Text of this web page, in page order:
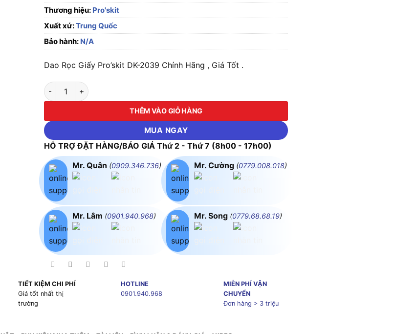
Thương hiệu: Pro'skit
Xuất xứ:Trung Quốc
Bảo hành: N/A
Dao Rọc Giấy Pro’skit DK-2039 Chính Hãng , Giá Tốt .
Dao Rọc Giấy Pro'skit DK-2039 số lượng
THÊM VÀO GIỎ HÀNG
MUA NGAY
HỖ TRỢ ĐẶT HÀNG/BÁO GIÁ Thứ 2 - Thứ 7 (8h00 - 17h00)
Mr. Quân (0909.346.736)
Mr. Lâm (0901.940.968)
Mr. Cường (0779.008.018)
Mr. Song (0779.68.68.19)
TIẾT KIỆM CHI PHÍ
Giá tốt nhất thị
trường
HOTLINE
0901.940.968
MIỄN PHÍ VẬN
CHUYỂN
Đơn hàng > 3 triệu